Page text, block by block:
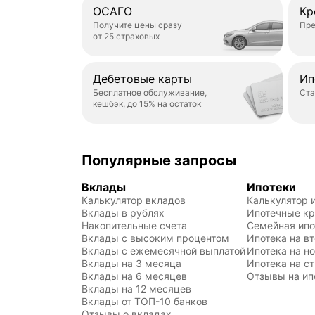
ОСАГО
Получите цены сразу
от 25 страховых
Дебетовые карты
Бесплатное обслуживание,
кешбэк, до 15% на остаток
Популярные запросы
Вклады
Калькулятор вкладов
Вклады в рублях
Накопительные счета
Вклады с высоким процентом
Вклады с ежемесячной выплатой
Вклады на 3 месяца
Вклады на 6 месяцев
Вклады на 12 месяцев
Вклады от ТОП-10 банков
Ипотеки
Калькулятор
Ипотечные
Семейная
Ипотека на
Ипотека на
Ипотека на
Отзывы на